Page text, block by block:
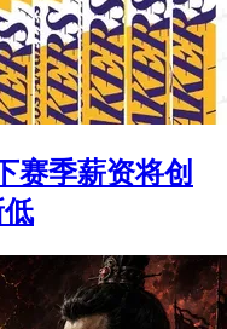
赛季薪资将创